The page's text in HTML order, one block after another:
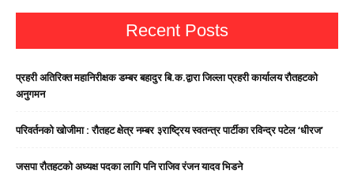
Recent Posts
प्रहरी अतिरिक्त महानिरीक्षक डम्बर बहादुर बि.क.द्वारा जिल्ला प्रहरी कार्यालय रौतहटको
अनुगमन
परिवर्तनको खोजीमा : रौतहट क्षेत्र नम्बर ३राष्ट्रिय स्वतन्त्र पार्टीका रविन्द्र पटेल ‘धीरज’
जसपा राैतहटको अध्यक्ष पदका लागि पनि राजिव रंजन यादव भिडने